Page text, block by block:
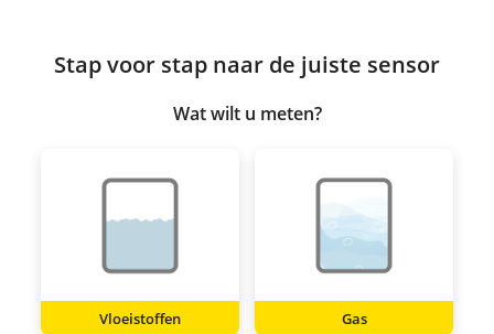
Stap voor stap naar de juiste sensor
Wat wilt u meten?
Vloeistoffen Gas